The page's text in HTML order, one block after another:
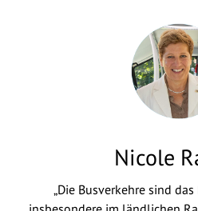
Nicole
„Die Busverkehre sind das